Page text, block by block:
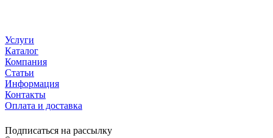
Услуги
Каталог
Компания
Статьи
Информация
Контакты
Оплата и доставка
Подписаться на рассылку